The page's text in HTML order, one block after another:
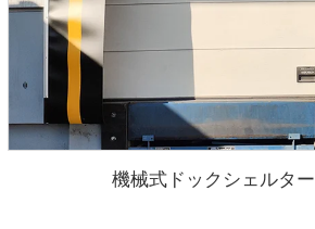
機械式ドックシェルター